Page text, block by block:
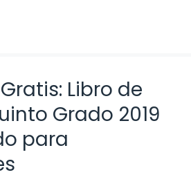
Libro de
Grado 2019
para